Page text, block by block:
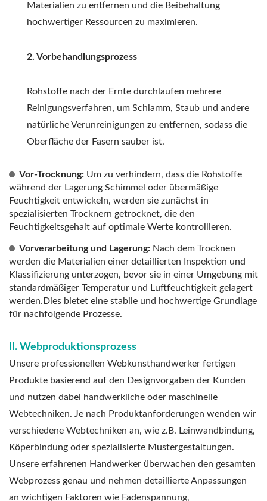
Materialien zu entfernen und die Beibehaltung
hochwertiger Ressourcen zu maximieren.
2. Vorbehandlungsprozess
Rohstoffe nach der Ernte durchlaufen mehrere
Reinigungsverfahren, um Schlamm, Staub und andere
natürliche Verunreinigungen zu entfernen, sodass die
Oberfläche der Fasern sauber ist.
Vor-Trocknung: Um zu verhindern, dass die Rohstoffe
während der Lagerung Schimmel oder übermäßige
Feuchtigkeit entwickeln, werden sie zunächst in
spezialisierten Trocknern getrocknet, die den
Feuchtigkeitsgehalt auf optimale Werte kontrollieren.
Vorverarbeitung und Lagerung: Nach dem Trocknen
werden die Materialien einer detaillierten Inspektion und
Klassifizierung unterzogen, bevor sie in einer Umgebung mit
standardmäßiger Temperatur und Luftfeuchtigkeit gelagert
werden.Dies bietet eine stabile und hochwertige Grundlage
für nachfolgende Prozesse.
II. Webproduktionsprozess
Unsere professionellen Webkunsthandwerker fertigen
Produkte basierend auf den Designvorgaben der Kunden
und nutzen dabei handwerkliche oder maschinelle
Webtechniken. Je nach Produktanforderungen wenden wir
verschiedene Webtechniken an, wie z.B. Leinwandbindung,
Köperbindung oder spezialisierte Mustergestaltungen.
Unsere erfahrenen Handwerker überwachen den gesamten
Webprozess genau und nehmen detaillierte Anpassungen
an wichtigen Faktoren wie Fadenspannung,